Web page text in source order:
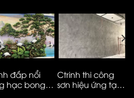
đắp nổi
hạc bong
Ctrinh thi công
sơn hiệu ứng tại